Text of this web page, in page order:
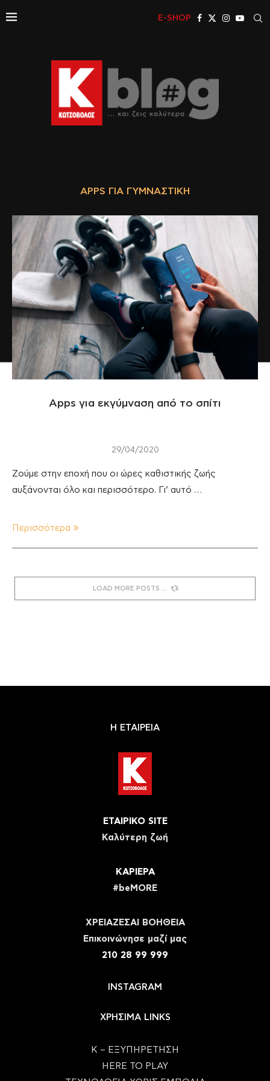
E-SHOP
APPS ΓΙΑ ΓΥΜΝΑΣΤΙΚΉ
Apps για εκγύμναση από το σπίτι
29/04/2020
Ζούμε στην εποχή που οι ώρες καθιστικής ζωής
αυξάνονται όλο και περισσότερο. Γι’ αυτό …
Περισσότερα
LOAD MORE POSTS
Η ΕΤΑΙΡΕΙΑ
ΕΤΑΙΡΙΚΟ SITE
Καλύτερη ζωή
ΚΑΡΙΕΡΑ
#beMORE
ΧΡΕΙΑΖΕΣΑΙ ΒΟΗΘΕΙΑ
Eπικοινώνησε μαζί μας
210 28 99 999
INSTAGRAM
ΧΡΗΣΙΜΑ LINKS
Κ – ΕΞΥΠΗΡΕΤΗΣΗ
HERE TO PLAY